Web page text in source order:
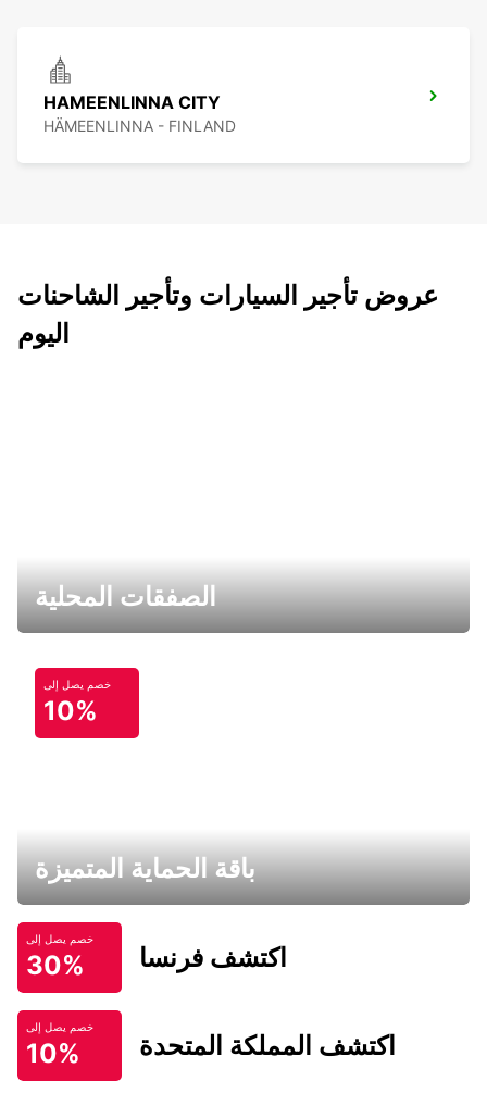
HAMEENLINNA CITY
HÄMEENLINNA - FINLAND
عروض تأجير السيارات وتأجير الشاحنات
اليوم
الصفقات المحلية
خصم يصل إلى
10%
باقة الحماية المتميزة
خصم يصل إلى
30% اكتشف فرنسا
خصم يصل إلى
10% اكتشف المملكة المتحدة